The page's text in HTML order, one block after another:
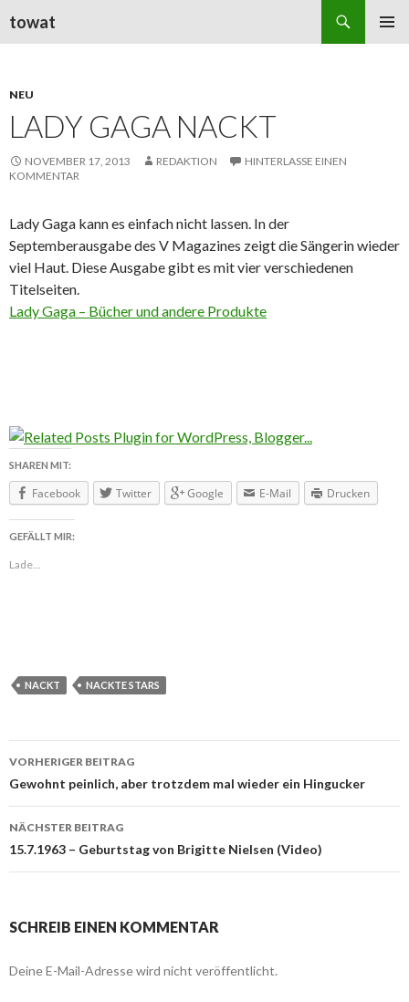
towat
NEU
LADY GAGA NACKT
NOVEMBER 17, 2013 REDAKTION
HINTERLASSE EINEN
KOMMENTAR
Lady Gaga kann es einfach nicht lassen. In der
Septemberausgabe des V Magazines zeigt die Sängerin wieder
viel Haut. Diese Ausgabe gibt es mit vier verschiedenen
Titelseiten.
Lady Gaga – Bücher und andere Produkte
SHAREN MIT:
Facebook Twitter Google E-Mail Drucken
GEFÄLLT MIR:
Lade...
NACKT NACKTE STARS
Beitragsnavigation
VORHERIGER BEITRAG
Gewohnt peinlich, aber trotzdem mal wieder ein Hingucker
NÄCHSTER BEITRAG
15.7.1963 – Geburtstag von Brigitte Nielsen (Video)
SCHREIB EINEN KOMMENTAR
Deine E-Mail-Adresse wird nicht veröffentlicht.